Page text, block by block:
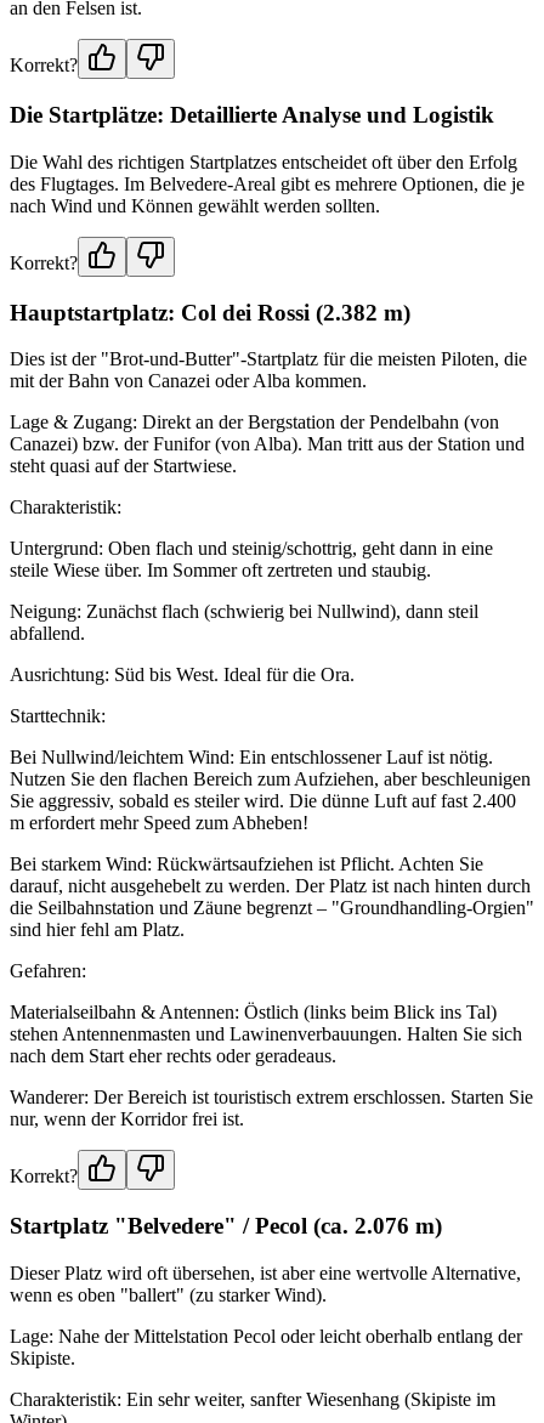
an den Felsen ist.
Korrekt?
Die Startplätze: Detaillierte Analyse und Logistik
Die Wahl des richtigen Startplatzes entscheidet oft über den Erfolg
des Flugtages. Im Belvedere-Areal gibt es mehrere Optionen, die je
nach Wind und Können gewählt werden sollten.
Korrekt?
Hauptstartplatz: Col dei Rossi (2.382 m)
Dies ist der "Brot-und-Butter"-Startplatz für die meisten Piloten, die
mit der Bahn von Canazei oder Alba kommen.
Lage & Zugang: Direkt an der Bergstation der Pendelbahn (von
Canazei) bzw. der Funifor (von Alba). Man tritt aus der Station und
steht quasi auf der Startwiese.
Charakteristik:
Untergrund: Oben flach und steinig/schottrig, geht dann in eine
steile Wiese über. Im Sommer oft zertreten und staubig.
Neigung: Zunächst flach (schwierig bei Nullwind), dann steil
abfallend.
Ausrichtung: Süd bis West. Ideal für die Ora.
Starttechnik:
Bei Nullwind/leichtem Wind: Ein entschlossener Lauf ist nötig.
Nutzen Sie den flachen Bereich zum Aufziehen, aber beschleunigen
Sie aggressiv, sobald es steiler wird. Die dünne Luft auf fast 2.400
m erfordert mehr Speed zum Abheben!
Bei starkem Wind: Rückwärtsaufziehen ist Pflicht. Achten Sie
darauf, nicht ausgehebelt zu werden. Der Platz ist nach hinten durch
die Seilbahnstation und Zäune begrenzt – "Groundhandling-Orgien"
sind hier fehl am Platz.
Gefahren:
Materialseilbahn & Antennen: Östlich (links beim Blick ins Tal)
stehen Antennenmasten und Lawinenverbauungen. Halten Sie sich
nach dem Start eher rechts oder geradeaus.
Wanderer: Der Bereich ist touristisch extrem erschlossen. Starten Sie
nur, wenn der Korridor frei ist.
Korrekt?
Startplatz "Belvedere" / Pecol (ca. 2.076 m)
Dieser Platz wird oft übersehen, ist aber eine wertvolle Alternative,
wenn es oben "ballert" (zu starker Wind).
Lage: Nahe der Mittelstation Pecol oder leicht oberhalb entlang der
Skipiste.
Charakteristik: Ein sehr weiter, sanfter Wiesenhang (Skipiste im